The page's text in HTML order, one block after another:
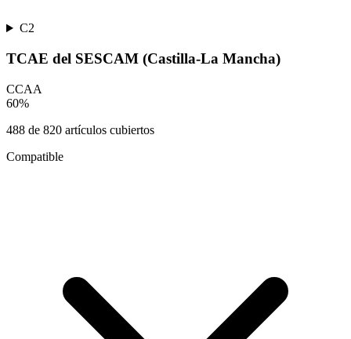
C2
TCAE del SESCAM (Castilla-La Mancha)
CCAA
60%
488 de 820 artículos cubiertos
Compatible